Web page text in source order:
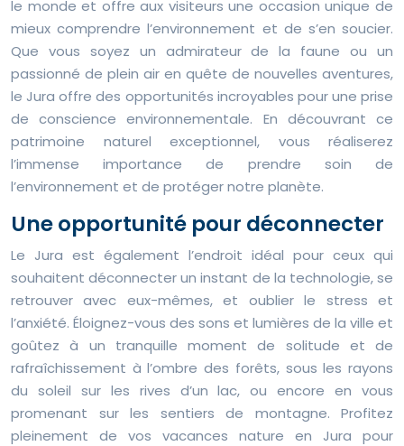
le monde et offre aux visiteurs une occasion unique de
mieux comprendre l’environnement et de s’en soucier.
Que vous soyez un admirateur de la faune ou un
passionné de plein air en quête de nouvelles aventures,
le Jura offre des opportunités incroyables pour une prise
de conscience environnementale. En découvrant ce
patrimoine naturel exceptionnel, vous réaliserez
l’immense importance de prendre soin de
l’environnement et de protéger notre planète.
Une opportunité pour déconnecter
Le Jura est également l’endroit idéal pour ceux qui
souhaitent déconnecter un instant de la technologie, se
retrouver avec eux-mêmes, et oublier le stress et
l’anxiété. Éloignez-vous des sons et lumières de la ville et
goûtez à un tranquille moment de solitude et de
rafraîchissement à l’ombre des forêts, sous les rayons
du soleil sur les rives d’un lac, ou encore en vous
promenant sur les sentiers de montagne. Profitez
pleinement de vos vacances nature en Jura pour